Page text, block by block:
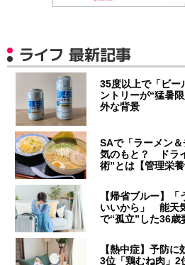
ライフ 最新記事
35度以上で「ビ
ントリーが“猛暑
外な背景
SAで「ラーメン
気のもと？ ドラ
術”とは【管理栄養
【帰省ブルー】
いいから」 能天
で“孤立”した36歳
【熱中症】予防
3位「鶏むね肉」